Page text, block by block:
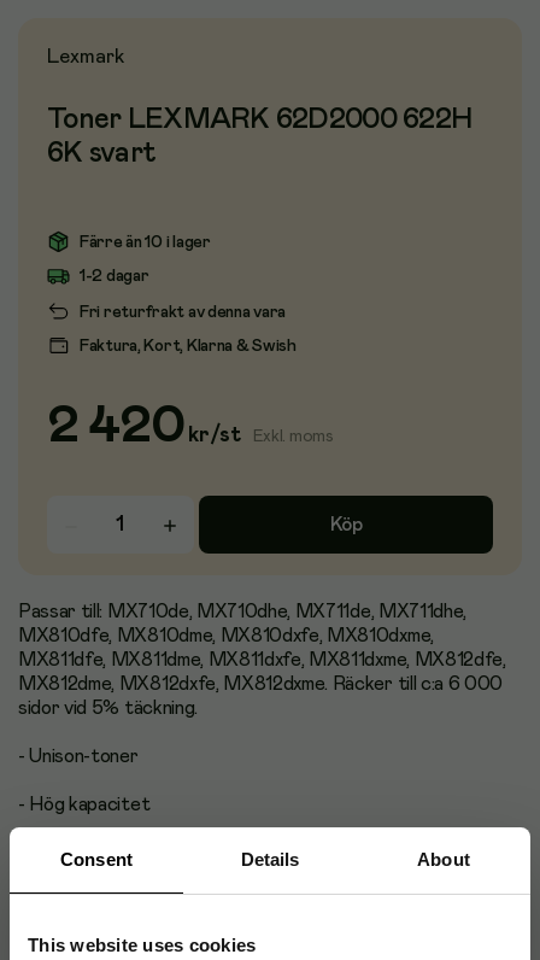
Consent Details About
This website uses cookies
Lexmark
Toner LEXMARK 62D2000 622H
6K svart
Färre än 10 i lager
Fri returfrakt av denna vara
1-2 dagar
Faktura, Kort, Klarna & Swish
2 420 kr/st Exkl. moms
Köp
Passar till: MX710de, MX710dhe, MX711de, MX711dhe,
MX810dfe, MX810dme, MX810dxfe, MX810dxme,
MX811dfe, MX811dme, MX811dxfe, MX811dxme, MX812dfe,
MX812dme, MX812dxfe, MX812dxme. Räcker till c:a 6 000
sidor vid 5% täckning.
- Unison-toner
- Hög kapacitet
- Perfekt tillsammans
- Lexmarks program för insamling av patroner
- Patroner från Lexmarks returprogram